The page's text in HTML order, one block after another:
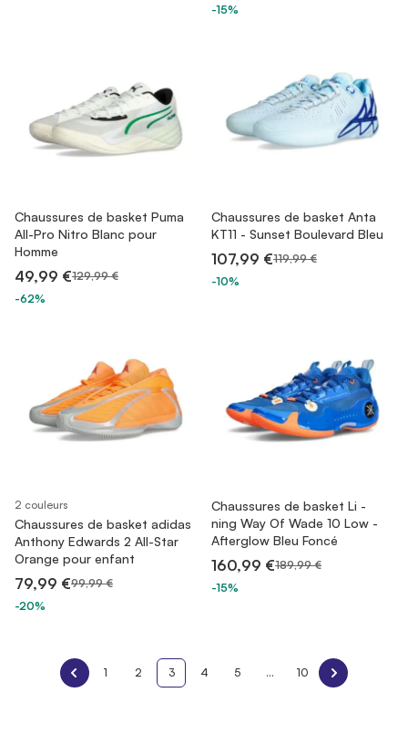
-15%
Chaussures de basket Puma
All-Pro Nitro Blanc pour
Homme
49,99 €129,99 €
-62%
Chaussures de basket Anta
KT11 - Sunset Boulevard Bleu
107,99 €119,99 €
-10%
2 couleurs
Chaussures de basket adidas
Anthony Edwards 2 All-Star
Orange pour enfant
79,99 €99,99 €
-20%
Chaussures de basket Li -
ning Way Of Wade 10 Low -
Afterglow Bleu Foncé
160,99 €189,99 €
-15%
1 2 3 4 5 ... 10